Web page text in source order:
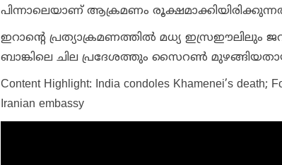
പിന്നാലെയാണ് ആക്രമണം
ഇറാന്റെ പ്രത്യാക്രമണത്തില്‍ മധ്യ ഇസ്രഈലിലും
ബാങ്കിലെ ചില പ്രദേശത്തും സൈറണ്‍
Content Highlight: India condoles Khamenei’s death;
Iranian embassy